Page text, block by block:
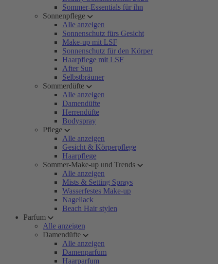
Sommer-Essentials für ihn
Sonnenpflege
Alle anzeigen
Sonnenschutz fürs Gesicht
Make-up mit LSF
Sonnenschutz für den Körper
Haarpflege mit LSF
After Sun
Selbstbräuner
Sommerdüfte
Alle anzeigen
Damendüfte
Herrendüfte
Bodyspray
Pflege
Alle anzeigen
Gesicht & Körperpflege
Haarpflege
Sommer-Make-up und Trends
Alle anzeigen
Mists & Setting Sprays
Wasserfestes Make-up
Nagellack
Beach Hair stylen
Parfum
Alle anzeigen
Damendüfte
Alle anzeigen
Damenparfum
Haarparfum